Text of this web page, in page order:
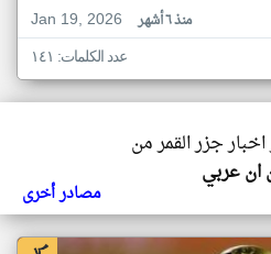
Jan 19, 2026
منذ ٦ أشهر
عدد الكلمات: ١٤١
اخبار جزر القمر من
عربي
مصادر أخرى